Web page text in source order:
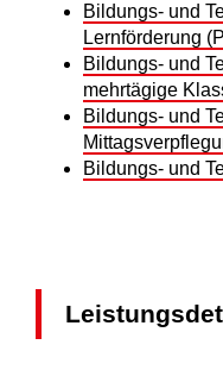
Bildungs- und
Lernförderung
Bildungs- und
mehrtägige
Bildungs- und
Bildungs- und